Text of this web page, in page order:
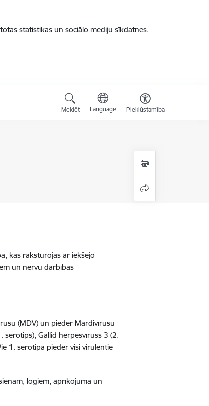
statistikas un sociālo mediju sīkdatnes.
Meklēt Language Piekļūstamība
kas raksturojas ar iekšējo
un nervu darbības
(MDV) un pieder Mardivīrusu
serotips), Gallid herpesvīruss 3 (2.
1. serotipa pieder visi virulentie
logiem, aprīkojuma un